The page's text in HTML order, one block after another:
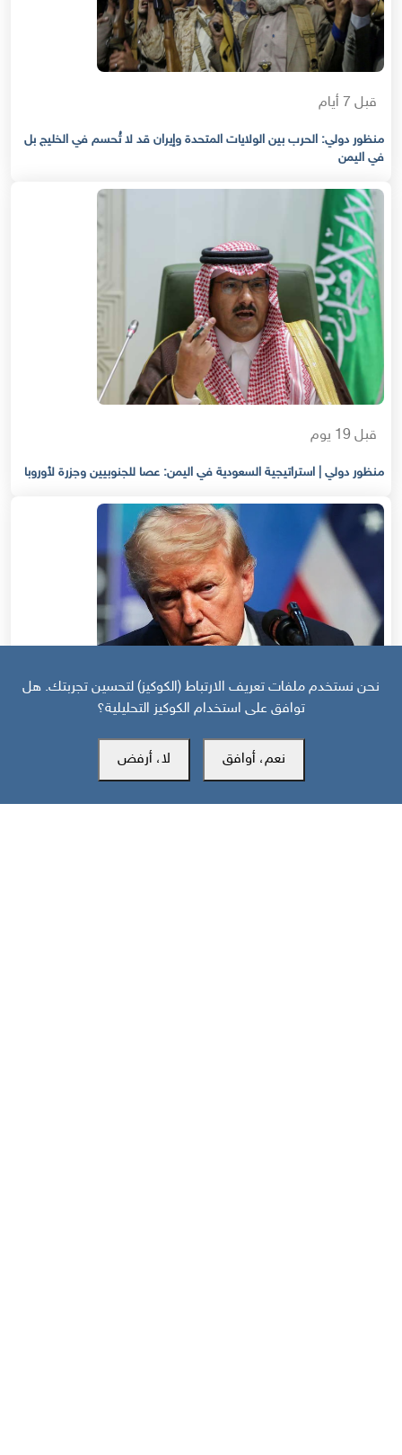
قبل 7 أيام
منظور دولي: الحرب بين الولايات المتحدة وإيران قد لا تُحسم في الخليج بل
في اليمن
قبل 19 يوم
منظور دولي | استراتيجية السعودية في اليمن: عصا للجنوبيين وجزرة لأوروبا
نحن نستخدم ملفات تعريف الارتباط (الكوكيز) لتحسين تجربتك. هل
توافق على استخدام الكوكيز التحليلية؟
نعم، أوافق لا، أرفض